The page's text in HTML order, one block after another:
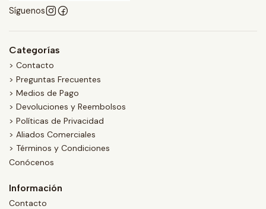
Síguenos
Categorías
> Contacto
> Preguntas Frecuentes
> Medios de Pago
> Devoluciones y Reembolsos
> Políticas de Privacidad
> Aliados Comerciales
> Términos y Condiciones
Conócenos
Información
Contacto